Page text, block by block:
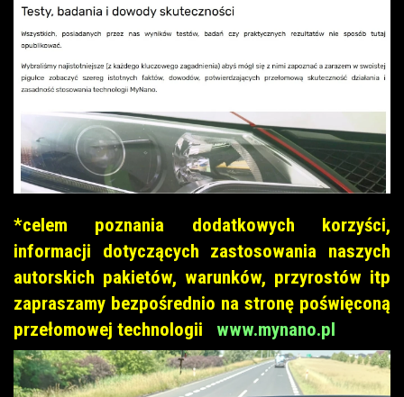
*celem poznania dodatkowych korzyści,
informacji dotyczących zastosowania naszych
autorskich pakietów, warunków, przyrostów itp
zapraszamy bezpośrednio na stronę poświęconą
przełomowej technologii www.mynano.pl